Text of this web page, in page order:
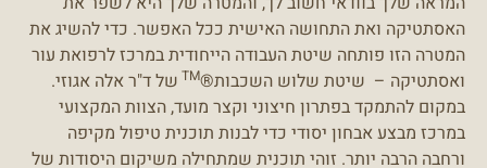
האסתטיקה ואת התחושה האישית ככל האפשר. כדי להשיג את
המטרה הזו פותחה שיטת העבודה הייחודית במרכז לרפואת עור
ואסתטיקה – שיטת שלוש השכבות®TM של ד"ר אלה אגוזי.
במקום להתמקד בפתרון חיצוני וקצר מועד, הצוות המקצועי
במרכז מבצע אבחון יסודי כדי לבנות תוכנית טיפול מקיפה
ורחבה הרבה יותר. זוהי תוכנית שמתחילה משיקום היסודות של